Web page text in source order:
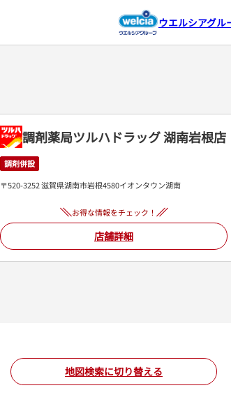
ウエルシアグル
調剤薬局ツルハドラッグ 湖南岩根店
調剤併設
〒520-3252 滋賀県湖南市岩根4580イオンタウン湖南
お得な情報をチェック！
店舗詳細
地図検索に切り替える